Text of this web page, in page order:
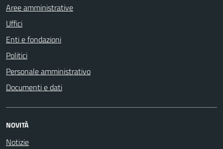
Aree amministrative
Uffici
Enti e fondazioni
Politici
Personale amministrativo
Documenti e dati
NOVITÀ
Notizie